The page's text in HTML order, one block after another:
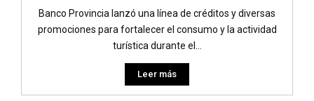
Banco Provincia lanzó una línea de créditos y diversas
promociones para fortalecer el consumo y la actividad
turística durante el...
Leer más